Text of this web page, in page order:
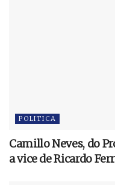
POLITICA
Camillo Neves, do
a vice de Ricardo